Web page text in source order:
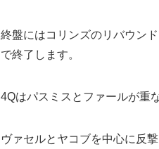
終盤にはコリンズのリバウン
で終了します。
4Qはパスミスとファールが重
ヴァセルとヤコブを中心に反